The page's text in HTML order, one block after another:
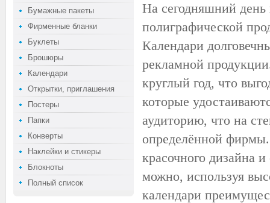
Бумажные пакеты
Фирменные бланки
Буклеты
Брошюры
Календари
Открытки, приглашения
Постеры
Папки
Конверты
Наклейки и стикеры
Блокноты
Полный список
На сегодняшний день
полиграфической
Календари
рекламной
круглый год, что
которые
аудиторию, что на
определённой
красочного дизайна
можно, используя
календари